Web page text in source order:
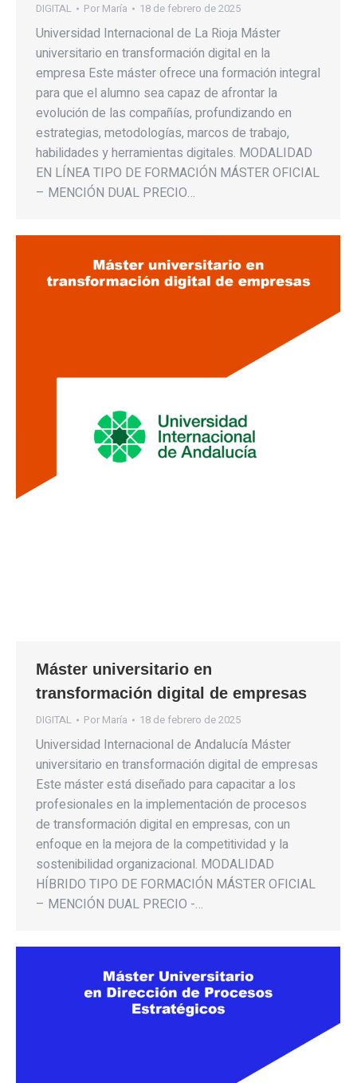
DIGITAL Por María 18 de febrero de 2025
Universidad Internacional de La Rioja Máster
universitario en transformación digital en la
empresa Este máster ofrece una formación integral
para que el alumno sea capaz de afrontar la
evolución de las compañías, profundizando en
estrategias, metodologías, marcos de trabajo,
habilidades y herramientas digitales. MODALIDAD
EN LÍNEA TIPO DE FORMACIÓN MÁSTER OFICIAL
– MENCIÓN DUAL PRECIO…
Máster universitario en
transformación digital de empresas
DIGITAL Por María 18 de febrero de 2025
Universidad Internacional de Andalucía Máster
universitario en transformación digital de empresas
Este máster está diseñado para capacitar a los
profesionales en la implementación de procesos
de transformación digital en empresas, con un
enfoque en la mejora de la competitividad y la
sostenibilidad organizacional. MODALIDAD
HÍBRIDO TIPO DE FORMACIÓN MÁSTER OFICIAL
– MENCIÓN DUAL PRECIO -…